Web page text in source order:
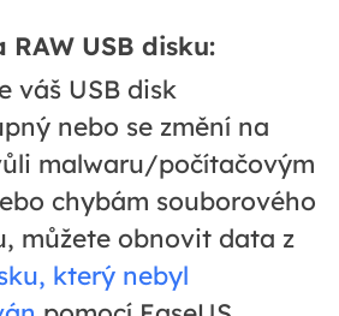
RAW USB disku:
váš USB disk
nebo se změní na
malwaru/počítačovým
chybám souborového
můžete obnovit data z
který nebyl